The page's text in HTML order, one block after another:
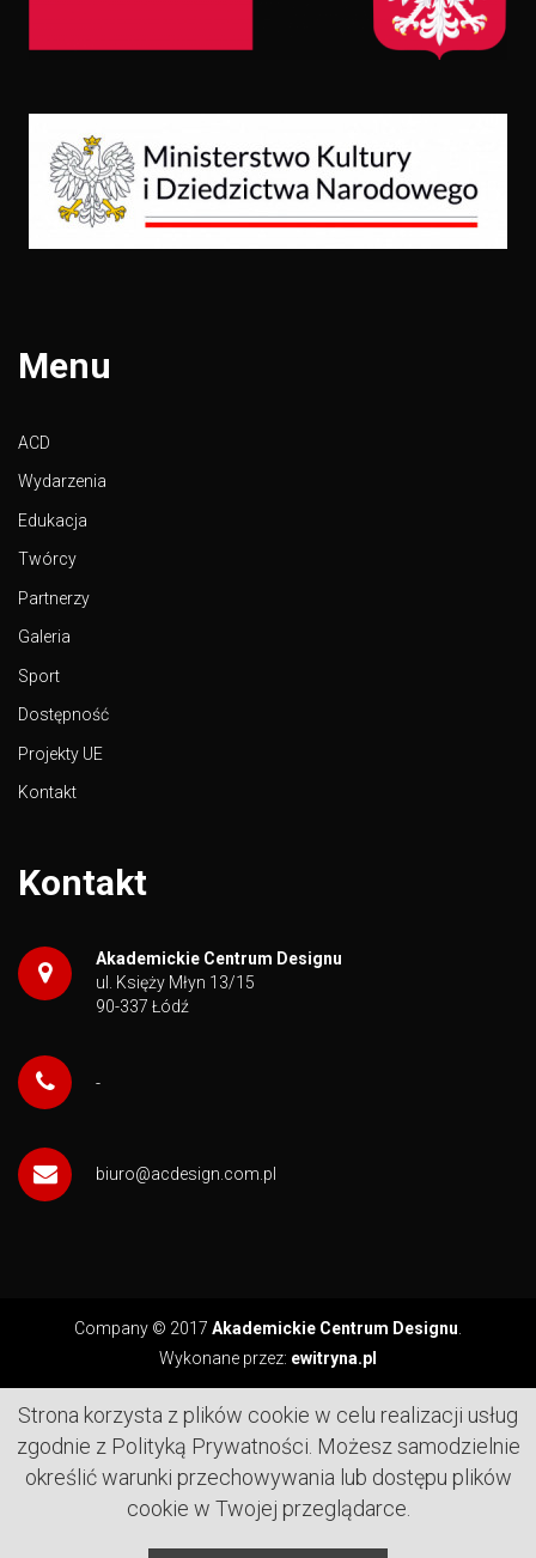
Menu
ACD
Wydarzenia
Edukacja
Twórcy
Partnerzy
Galeria
Sport
Dostępność
Projekty UE
Kontakt
Kontakt
Akademickie Centrum Designu
ul. Księży Młyn 13/15
90-337 Łódź
-
biuro@acdesign.com.pl
Company © 2017 Akademickie Centrum Designu
Wykonane przez: ewitryna.pl
Strona korzysta z plików cookie w celu realizacji usług
zgodnie z Polityką Prywatności. Możesz samodzielnie
określić warunki przechowywania lub dostępu plików
cookie w Twojej przeglądarce.